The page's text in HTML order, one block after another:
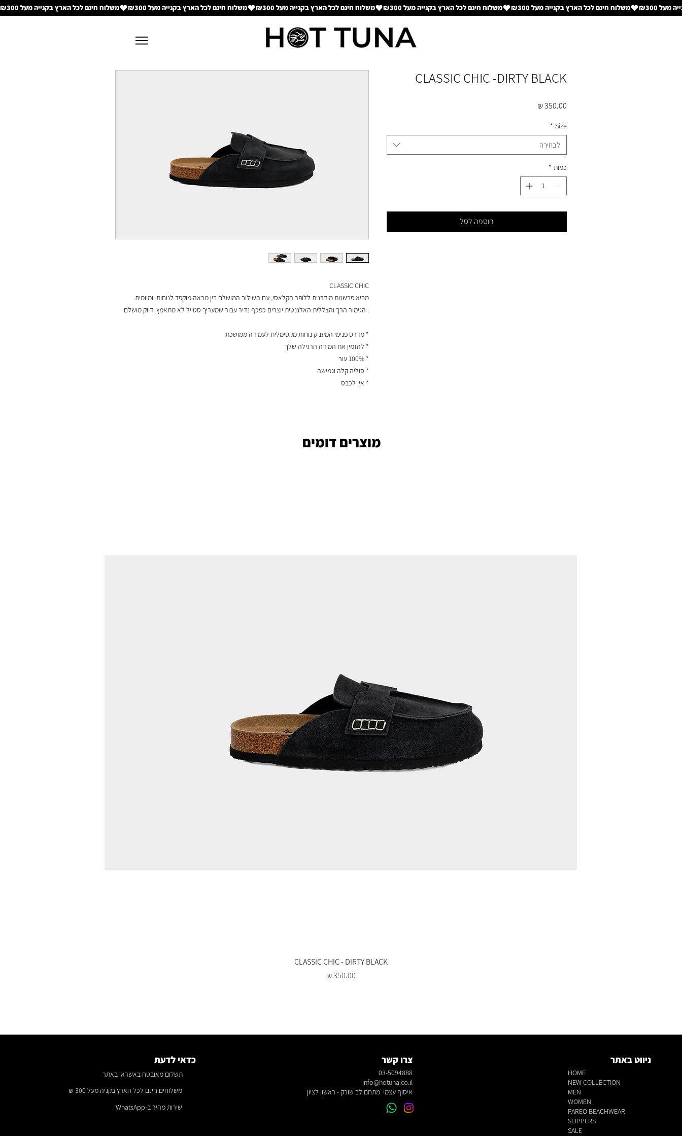
משלוח חינם לכל הארץ בקנייה מעל ₪300
CLASSIC CHIC
מביא פרשנות מודרנית ללופר הקלאסי, עם השילוב המושלם בין מראה מוקפד לנוחות יומיומית.
. הגימור הרך והצללית האלגנטית יוצרים כפכף נדיר עבור שמעריך סטייל לא מתאמץ ודיוק מושלם
* מדרס פנימי המעניק נוחות מקסימלית לעמידה ממושכת
* להזמין את המידה הרגילה שלך
* 100% עור
* סוליה קלה וגמישה
* אין לכבס
CLASSIC CHIC -DIRTY BLACK
Size
*
לבחירה
כמות *
הוספה לסל
מוצרים דומים
CLASSIC CHIC - DIRTY BLACK
מחיר
כדאי לדעת
תשלום מאובטח באשראי באתר
משלוחים חינם לכל הארץ בקניה מעל 300 ₪
שירות מהיר ב-WhatsApp
צרו קשר
03-5094888
info@hotuna.co.il
איסוף עצמי מתחם לב שורק - ראשון לציון
ניווט באתר
HOME
NEW COLLECTION
MEN
WOMEN
PAREO BEACHWEAR
SLIPPERS
SALE